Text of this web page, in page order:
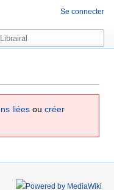
liées ou créer
Se connecter